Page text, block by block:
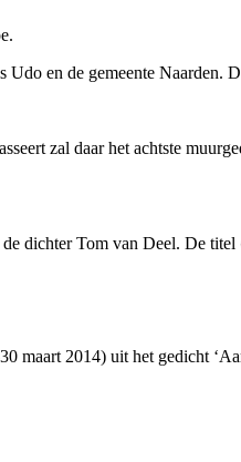
en de gemeente Naarden.
zal daar het achtste
dichter Tom van Deel. De titel
2014) uit het gedicht